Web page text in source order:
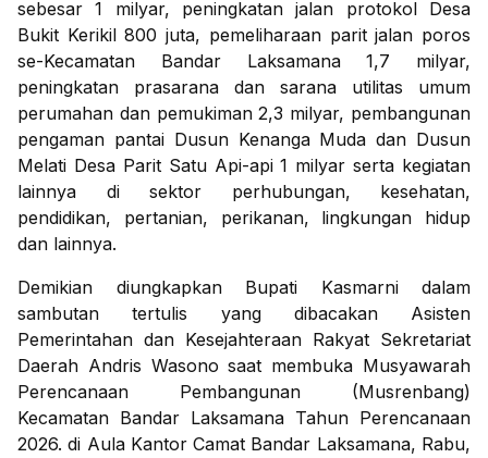
sebesar 1 milyar, peningkatan jalan protokol Desa
Bukit Kerikil 800 juta, pemeliharaan parit jalan poros
se-Kecamatan Bandar Laksamana 1,7 milyar,
peningkatan prasarana dan sarana utilitas umum
perumahan dan pemukiman 2,3 milyar, pembangunan
pengaman pantai Dusun Kenanga Muda dan Dusun
Melati Desa Parit Satu Api-api 1 milyar serta kegiatan
lainnya di sektor perhubungan, kesehatan,
pendidikan, pertanian, perikanan, lingkungan hidup
dan lainnya.
Demikian diungkapkan Bupati Kasmarni dalam
sambutan tertulis yang dibacakan Asisten
Pemerintahan dan Kesejahteraan Rakyat Sekretariat
Daerah Andris Wasono saat membuka Musyawarah
Perencanaan Pembangunan (Musrenbang)
Kecamatan Bandar Laksamana Tahun Perencanaan
2026. di Aula Kantor Camat Bandar Laksamana, Rabu,